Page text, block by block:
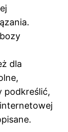
dla
podkreślić,